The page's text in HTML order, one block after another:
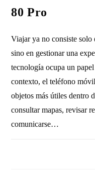
80 Pro
Viajar ya no consiste solo
sino en gestionar una
tecnología ocupa un
contexto, el teléfono
objetos más útiles dentro
consultar mapas, revisar
comunicarse…